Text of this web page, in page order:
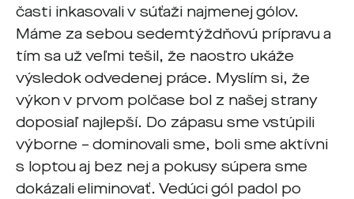
časti inkasovali v súťaži najmenej gólov.
Máme za sebou sedemtýždňovú prípravu a
tím sa už veľmi tešil, že naostro ukáže
výsledok odvedenej práce. Myslím si, že
výkon v prvom polčase bol z našej strany
doposiaľ najlepší. Do zápasu sme vstúpili
výborne – dominovali sme, boli sme aktívni
s loptou aj bez nej a pokusy súpera sme
dokázali eliminovať. Vedúci gól padol po